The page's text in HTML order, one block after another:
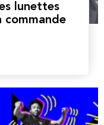
lunettes
commande